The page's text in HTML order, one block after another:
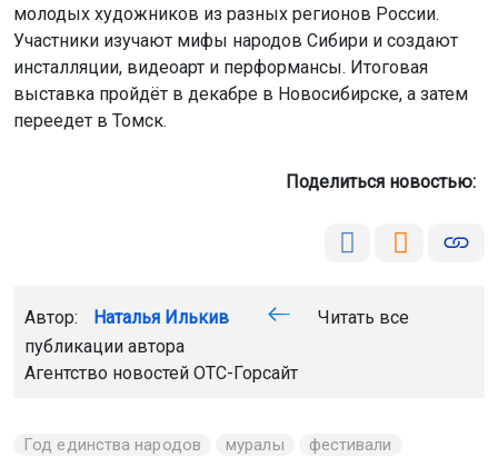
молодых художников из разных регионов России.
Участники изучают мифы народов Сибири и создают
инсталляции, видеоарт и перформансы. Итоговая
выставка пройдёт в декабре в Новосибирске, а затем
переедет в Томск.
Поделиться новостью:
Автор: Наталья Илькив
Читать все
публикации автора
Агентство новостей ОТС-Горсайт
Год единства народов муралы
фестивали